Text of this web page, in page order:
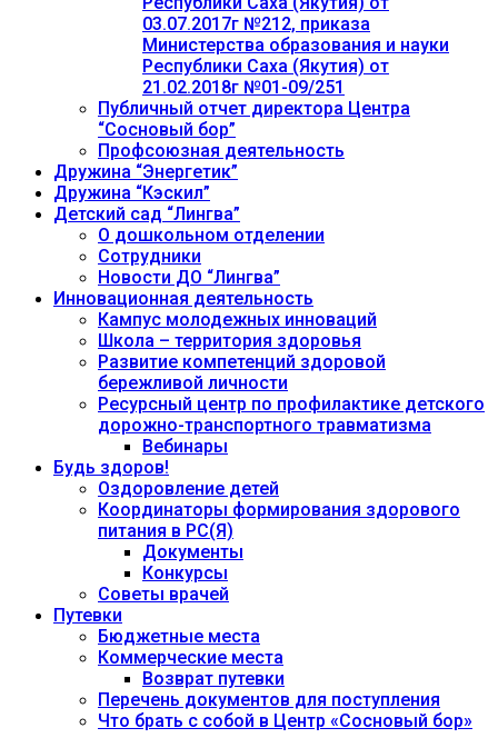
03.07.2017г №212, приказа
Министерства образования и науки
Республики Саха (Якутия) от
21.02.2018г №01-09/251
Публичный отчет директора Центра
“Сосновый бор”
Профсоюзная деятельность
Дружина “Энергетик”
Дружина “Кэскил”
Детский сад “Лингва”
О дошкольном отделении
Сотрудники
Новости ДО “Лингва”
Инновационная деятельность
Кампус молодежных инноваций
Школа – территория здоровья
Развитие компетенций здоровой
бережливой личности
Ресурсный центр по профилактике детского
дорожно-транспортного травматизма
Вебинары
Будь здоров!
Оздоровление детей
Координаторы формирования здорового
питания в РС(Я)
Документы
Конкурсы
Советы врачей
Путевки
Бюджетные места
Коммерческие места
Возврат путевки
Перечень документов для поступления
Что брать с собой в Центр «Сосновый бор»